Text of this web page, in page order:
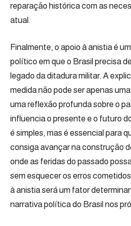
reparação histórica com as
atual.
Finalmente, o apoio à anistia é
político em que o Brasil precisa
legado da ditadura militar. A
medida não pode ser apenas
uma reflexão profunda sobre o
influencia o presente e o futuro
é simples, mas é essencial para
consiga avançar na construção
onde as feridas do passado
sem esquecer os erros
à anistia será um fator
narrativa política do Brasil nos